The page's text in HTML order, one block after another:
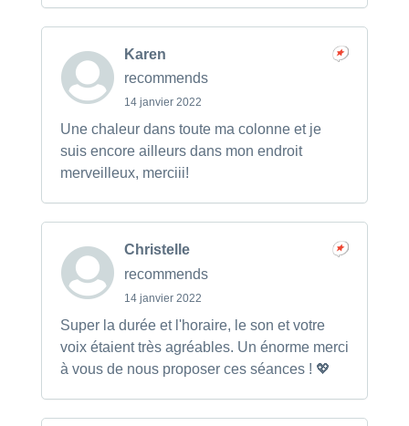
Karen
recommends
14 janvier 2022
Une chaleur dans toute ma colonne et je
suis encore ailleurs dans mon endroit
merveilleux, merciii!
Christelle
recommends
14 janvier 2022
Super la durée et l'horaire, le son et votre
voix étaient très agréables. Un énorme merci
à vous de nous proposer ces séances ! 💖